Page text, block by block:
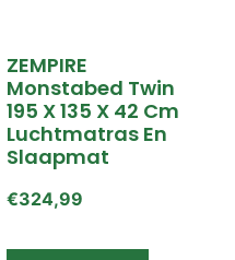
ZEMPIRE
Monstabed Twin
195 X 135 X 42 Cm
Luchtmatras En
Slaapmat
€324,99